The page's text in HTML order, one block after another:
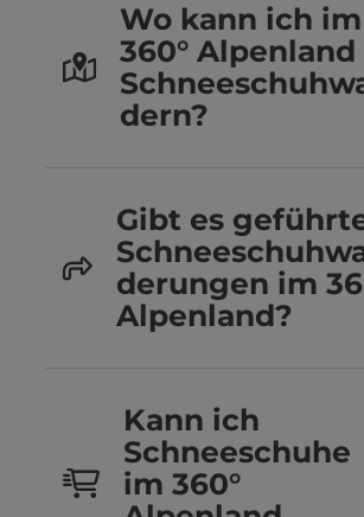
Wo kann ich im
360° Alpenland
dern?
Gibt es
derungen im
Alpenland?
Kann ich
Schneeschuhe
im 360°